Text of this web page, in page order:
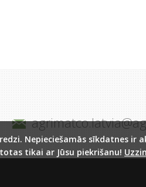
Nepieciešamās sīkdatnes ir
tikai ar Jūsu piekrišanu!